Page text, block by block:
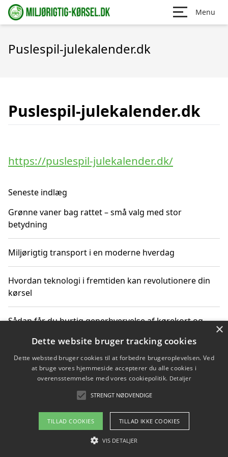
Menu
Puslespil-julekalender.dk
Puslespil-julekalender.dk
https://puslespil-julekalender.dk/
Seneste indlæg
Grønne vaner bag rattet – små valg med stor
betydning
Miljørigtig transport i en moderne hverdag
Hvordan teknologi i fremtiden kan revolutionere din
kørsel
Sådan får du hurtig generhvervelse af kørekort og
Sådan lærer du miljørigtig kørsel hos en køreskole i
Gentofte
Copyright 2026 - Pilanto Aps
Om / kontakt
×
Dette website bruger tracking cookies
Dette websted bruger cookies til at forbedre brugeroplevelsen. Ved
at bruge vores hjemmeside accepterer du alle cookies i
overensstemmelse med vores cookiepolitik. Detaljer
STRENGT NØDVENDIGE
TILLAD COOKIES TILLAD IKKE COOKIES
VIS DETALJER